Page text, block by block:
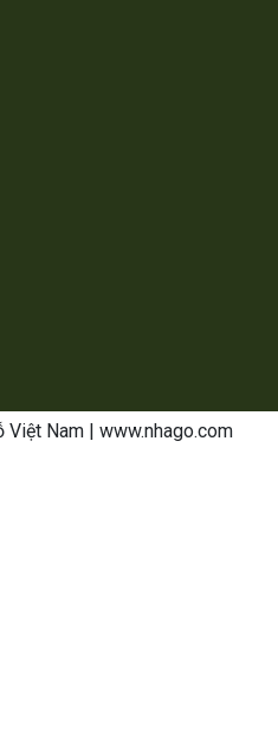
Việt Nam| www.nhago.com